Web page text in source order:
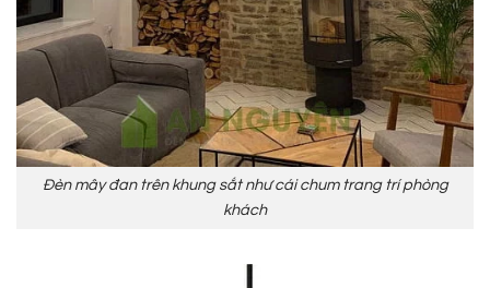
Đèn mây đan trên khung sắt như cái chum trang trí phòng
khách